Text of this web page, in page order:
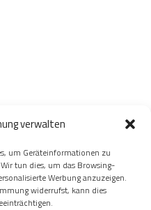
verwalten
um Geräteinformationen zu
tun dies, um das Browsing-
Werbung anzuzeigen.
widerrufst, kann dies